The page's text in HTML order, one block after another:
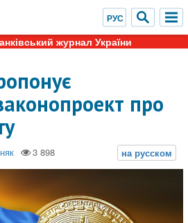
журнал України
про